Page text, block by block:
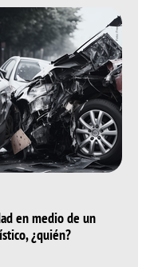
en medio de un
¿quién?